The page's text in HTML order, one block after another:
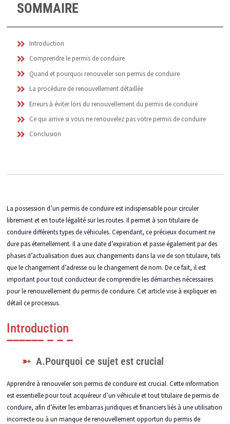
SOMMAIRE
Introduction
Comprendre le permis de conduire
Quand et pourquoi renouveler son permis de conduire
La procédure de renouvellement détaillée
Erreurs à éviter lors du renouvellement du permis de conduire
Ce qui arrive si vous ne renouvelez pas votre permis de conduire
Conclusion
La possession d’un permis de conduire est indispensable pour circuler
librement et en toute légalité sur les routes. Il permet à son titulaire de
conduire différents types de véhicules. Cependant, ce précieux document ne
dure pas éternellement. Il a une date d’expiration et passe également par des
phases d’actualisation dues aux changements dans la vie de son titulaire, tels
que le changement d’adresse ou le changement de nom. De ce fait, il est
important pour tout conducteur de comprendre les démarches nécessaires
pour le renouvellement du permis de conduire. Cet article vise à expliquer en
détail ce processus.
Introduction
A.Pourquoi ce sujet est crucial
Apprendre à renouveler son permis de conduire est crucial. Cette information
est essentielle pour tout acquéreur d’un véhicule et tout titulaire de permis de
conduire, afin d’éviter les embarras juridiques et financiers liés à une utilisation
incorrecte ou à un manque de renouvellement opportun du permis de